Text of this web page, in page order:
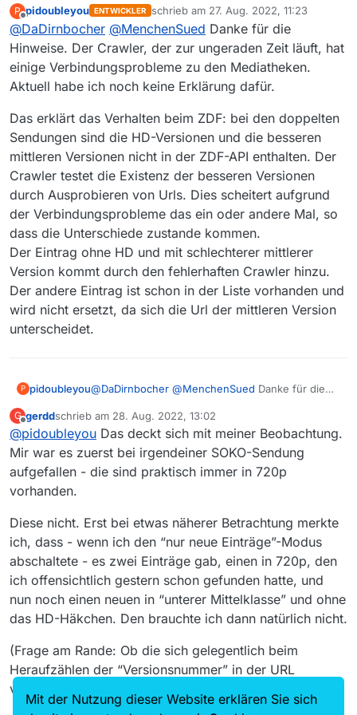
HD in Mediathekview kann 1920x1080
bedeuten, wenn die Sender das anbieten.
Es kann aber auch 1280x720 bedeuten,
wenn 1920x1080 nicht angeboten wird.
Die (optische) Qualität bestimmt sich nicht
nur durch das Format X x Y. Es kommt auch
offensichtlich an der Spirale (nach unten)
gedreht.
Hat halt alles nichts mit dem Thema des
Threads zu tun.
P
Offline
pidoubleyou ENTWICKLER schrieb am 27. Aug. 2022, 11:23
zuletzt editiert von
@DaDirnbocher @MenchenSued Danke für die
Hinweise. Der Crawler, der zur ungeraden Zeit läuft, hat
einige Verbindungsprobleme zu den Mediatheken.
Aktuell habe ich noch keine Erklärung dafür.
Das erklärt das Verhalten beim ZDF: bei den doppelten
Sendungen sind die HD-Versionen und die besseren
mittleren Versionen nicht in der ZDF-API enthalten. Der
Crawler testet die Existenz der besseren Versionen
durch Ausprobieren von Urls. Dies scheitert aufgrund
der Verbindungsprobleme das ein oder andere Mal, so
dass die Unterschiede zustande kommen.
Der Eintrag ohne HD und mit schlechterer mittlerer
Version kommt durch den fehlerhaften Crawler hinzu.
Der andere Eintrag ist schon in der Liste vorhanden und
wird nicht ersetzt, da sich die Url der mittleren Version
unterscheidet.
P pidoubleyou@DaDirnbocher @MenchenSued Danke für die
läuft, hat einige Verbindungsprobleme zu den
Mediatheken. Aktuell habe ich noch keine
Erklärung dafür.
Das erklärt das Verhalten beim ZDF: bei den
doppelten Sendungen sind die HD-Versionen und
die besseren mittleren Versionen nicht in der
ZDF-API enthalten. Der Crawler testet die
Existenz der besseren Versionen durch
Mal, so dass die Unterschiede zustande kommen.
Der Eintrag ohne HD und mit schlechterer
mittlerer Version kommt durch den fehlerhaften
Crawler hinzu. Der andere Eintrag ist schon in der
Liste vorhanden und wird nicht ersetzt, da sich
die Url der mittleren Version unterscheidet.
G
Offline
gerddschrieb am 28. Aug. 2022, 13:02
zuletzt editiert von
@pidoubleyou Das deckt sich mit meiner Beobachtung.
Mir war es zuerst bei irgendeiner SOKO-Sendung
aufgefallen - die sind praktisch immer in 720p
vorhanden.
Diese nicht. Erst bei etwas näherer Betrachtung merkte
ich, dass - wenn ich den “nur neue Einträge”-Modus
abschaltete - es zwei Einträge gab, einen in 720p, den
ich offensichtlich gestern schon gefunden hatte, und
nun noch einen neuen in “unterer Mittelklasse” und ohne
das HD-Häkchen. Den brauchte ich dann natürlich nicht.
(Frage am Rande: Ob die sich gelegentlich beim
Heraufzählen der “Versionsnummer” in der URL
verhaspeln?)
Mit der Nutzung dieser Website erklären Sie sich